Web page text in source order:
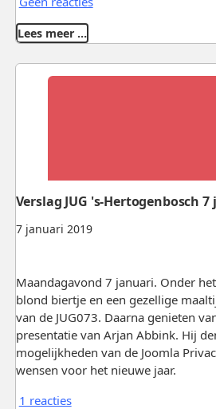
Lees meer …
7 januari 2019
Verslag JUG 's-Hertogenbosch
Maandagavond 7 januari. Onder
blond biertje en een gezellige
van de JUG073. Daarna genieten
presentatie van Arjan Abbink. Hij
mogelijkheden van de Joomla
wensen voor het nieuwe jaar.
1 reacties